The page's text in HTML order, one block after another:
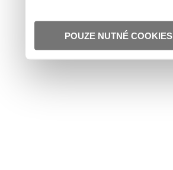
POUZE NUTNÉ COOKIES